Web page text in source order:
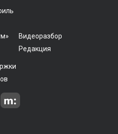
Видеоразбор
Редакция
в Telegram
профиль на Дзен
Наш аккаунт на Мегасреде